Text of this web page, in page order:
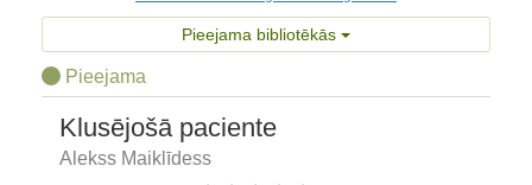
Pieejama bibliotēkās
Pieejama
Klusējošā paciente
Alekss Maiklīdess